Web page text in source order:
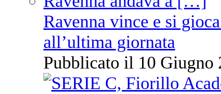
Ravenna vince e si
all’ultima giornata
Pubblicato il 10 Giugno